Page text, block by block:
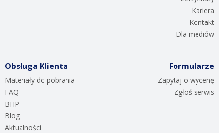
Kariera
Kontakt
Dla mediów
Obsługa Klienta
Materiały do pobrania
FAQ
BHP
Blog
Aktualności
Formularze
Zapytaj o wycenę
Zgłoś serwis